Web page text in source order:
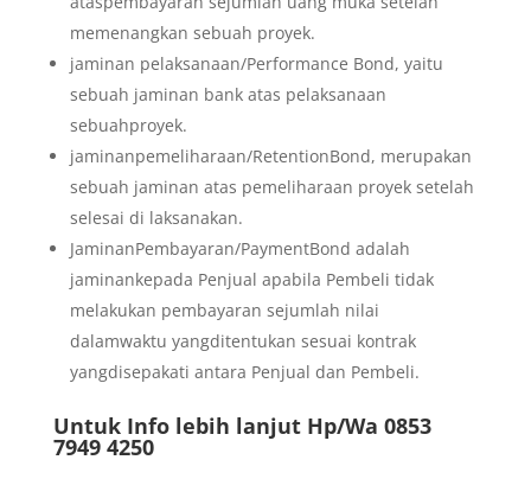
memenangkan sebuah proyek.
jaminan pelaksanaan/Performance Bond, yaitu
sebuah jaminan bank atas pelaksanaan
sebuahproyek.
jaminanpemeliharaan/RetentionBond, merupakan
sebuah jaminan atas pemeliharaan proyek setelah
selesai di laksanakan.
JaminanPembayaran/PaymentBond adalah
jaminankepada Penjual apabila Pembeli tidak
melakukan pembayaran sejumlah nilai
dalamwaktu yangditentukan sesuai kontrak
yangdisepakati antara Penjual dan Pembeli.
Untuk Info lebih lanjut Hp/Wa 0853
7949 4250